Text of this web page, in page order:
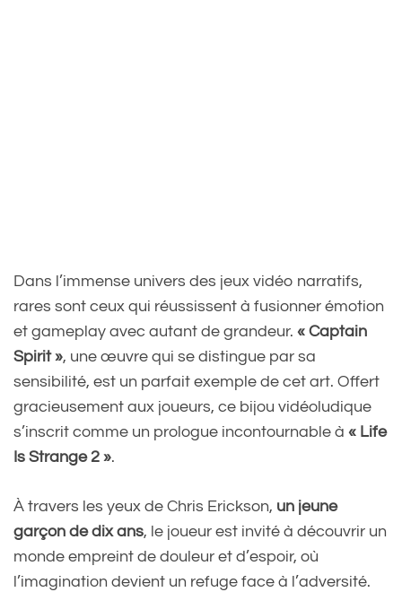
Dans l’immense univers des jeux vidéo narratifs,
rares sont ceux qui réussissent à fusionner émotion
et gameplay avec autant de grandeur. « Captain
Spirit », une œuvre qui se distingue par sa
sensibilité, est un parfait exemple de cet art. Offert
gracieusement aux joueurs, ce bijou vidéoludique
s’inscrit comme un prologue incontournable à « Life
Is Strange 2 ».
À travers les yeux de Chris Erickson, un jeune
garçon de dix ans, le joueur est invité à découvrir un
monde empreint de douleur et d’espoir, où
l’imagination devient un refuge face à l’adversité.